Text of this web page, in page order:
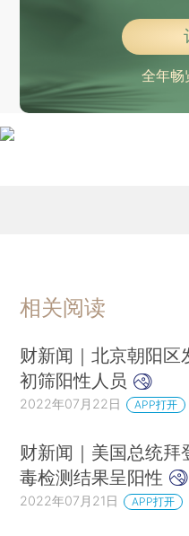
全年畅
相关阅读
财新闻｜北京朝阳区
初筛阳性人员
2022年07月22日 APP打开
财新闻｜美国总统拜
毒检测结果呈阳性
2022年07月21日 APP打开